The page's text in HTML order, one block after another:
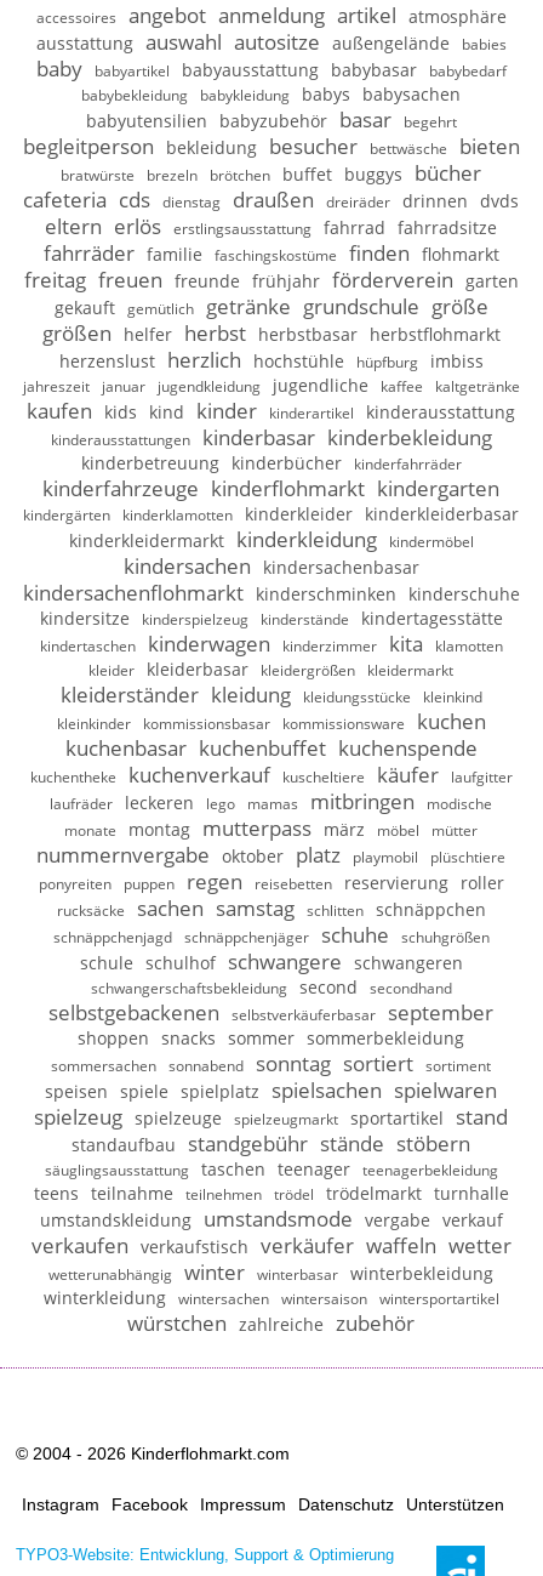
accessoires angebot anmeldung artikel atmosphäre
ausstattung auswahl autositze außengelände babies
baby babyartikel babyausstattung babybasar
babybedarf
babybekleidung
babykleidung babys
babysachen
babyutensilien
babyzubehör basar begehrt
begleitperson bekleidung besucher bettwäsche bieten
bratwürste brezeln brötchen buffet buggys
bücher
cafeteria cds dienstag draußen dreiräder drinnen dvds
eltern erlös erstlingsausstattung fahrrad fahrradsitze
fahrräder familie faschingskostüme finden flohmarkt
freitag freuen freunde frühjahr förderverein garten
gekauft
gemütlich getränke grundschule größe
größen
helfer herbst herbstbasar herbstflohmarkt
herzenslust herzlich hochstühle hüpfburg imbiss
jahreszeit januar jugendkleidung jugendliche kaffee kaltgetränke
kaufen kids kind kinder kinderartikel kinderausstattung
kinderausstattungen kinderbasar kinderbekleidung
kinderbetreuung kinderbücher kinderfahrräder
kinderfahrzeuge kinderflohmarkt kindergarten
kindergärten kinderklamotten kinderkleider kinderkleiderbasar
kinderkleidermarkt kinderkleidung kindermöbel
kindersachen kindersachenbasar
kindersachenflohmarkt kinderschminken
kinderschuhe
kindersitze
kinderspielzeug kinderstände kindertagesstätte
kindertaschen kinderwagen kinderzimmer kita
klamotten
kleider
kleiderbasar kleidergrößen kleidermarkt
kleiderständer kleidung kleidungsstücke
kleinkind
kleinkinder
kommissionsbasar kommissionsware
kuchen
kuchenbasar kuchenbuffet kuchenspende
kuchentheke kuchenverkauf kuscheltiere käufer
laufgitter
laufräder
leckeren lego mamas mitbringen
modische
monate
montag mutterpass märz möbel mütter
nummernvergabe oktober platz playmobil
plüschtiere
ponyreiten
puppen regen reisebetten reservierung roller
rucksäcke sachen samstag schlitten schnäppchen
schnäppchenjagd schnäppchenjäger schuhe schuhgrößen
schule schulhof schwangere schwangeren
schwangerschaftsbekleidung second secondhand
selbstgebackenen selbstverkäuferbasar september
shoppen snacks sommer sommerbekleidung
sommersachen sonnabend sonntag sortiert sortiment
speisen spiele spielplatz spielsachen spielwaren
spielzeug spielzeuge spielzeugmarkt sportartikel stand
standaufbau standgebühr stände stöbern
säuglingsausstattung taschen teenager teenagerbekleidung
teens teilnahme teilnehmen trödel trödelmarkt turnhalle
umstandskleidung umstandsmode vergabe verkauf
verkaufen verkaufstisch verkäufer waffeln wetter
wetterunabhängig winter winterbasar
winterbekleidung
winterkleidung
wintersachen wintersaison wintersportartikel
würstchen zahlreiche zubehör
© 2004 - 2026 Kinderflohmarkt.com
Instagram Facebook Impressum Datenschutz Unterstützen
TYPO3-Website: Entwicklung, Support & Optimierung